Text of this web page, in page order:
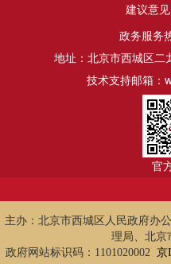
建议意见
政务服务
地址：北京市西城区二
技术支持邮箱：
官
主办：北京市西城区人民政府办
理局、北京
政府网站标识码：1101020002 京